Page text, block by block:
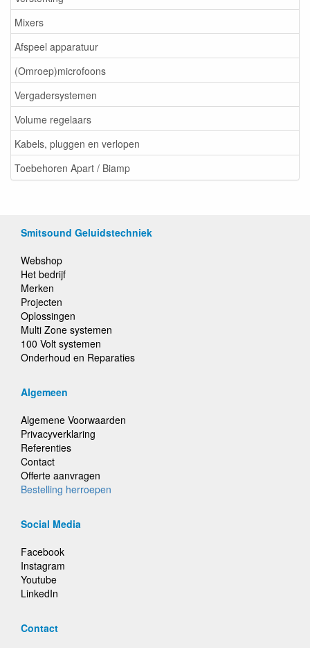
Mixers
Afspeel apparatuur
(Omroep)microfoons
Vergadersystemen
Volume regelaars
Kabels, pluggen en verlopen
Toebehoren Apart / Biamp
Smitsound Geluidstechniek
Webshop
Het bedrijf
Merken
Projecten
Oplossingen
Multi Zone systemen
100 Volt systemen
Onderhoud en Reparaties
Algemeen
Algemene Voorwaarden
Privacyverklaring
Referenties
Contact
Offerte aanvragen
Bestelling herroepen
Social Media
Facebook
Instagram
Youtube
LinkedIn
Contact